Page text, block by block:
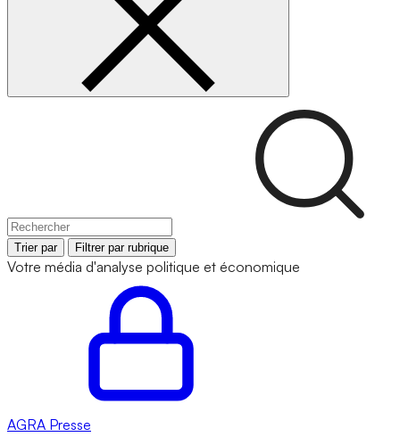
Trier par Filtrer par rubrique
Votre média d'analyse politique et économique
AGRA Presse